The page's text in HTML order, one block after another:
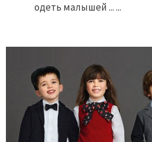
одеть малышей ... ...